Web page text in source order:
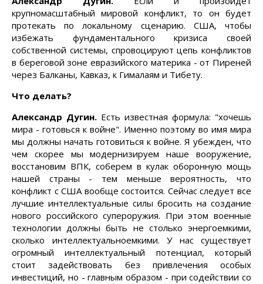
крупномасштабный мировой конфликт, то он будет
протекать по локальному сценарию. США, чтобы
избежать фундаментального кризиса своей
собственной системы, спровоцируют цепь конфликтов
в береговой зоне евразийского материка - от Пиреней
через Балканы, Кавказ, к Гималаям и Тибету.
Что делать?
Александр Дугин. Есть известная формула: "хочешь
мира - готовься к войне". Именно поэтому во имя мира
мы должны начать готовиться к войне. Я убежден, что
чем скорее мы модернизируем наше вооружение,
восстановим ВПК, соберем в кулак оборонную мощь
нашей страны - тем меньше вероятность, что
конфликт с США вообще состоится. Сейчас следует все
лучшие интеллектуальные силы бросить на создание
нового российского супероружия. При этом военные
технологии должны быть не столько энергоемкими,
сколько интеллектуальноемкими. У нас существует
огромный интеллектуальный потенциал, который
стоит задействовать без привлечения особых
инвестиций, но - главным образом - при содействии со